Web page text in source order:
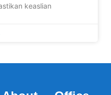
keaslian